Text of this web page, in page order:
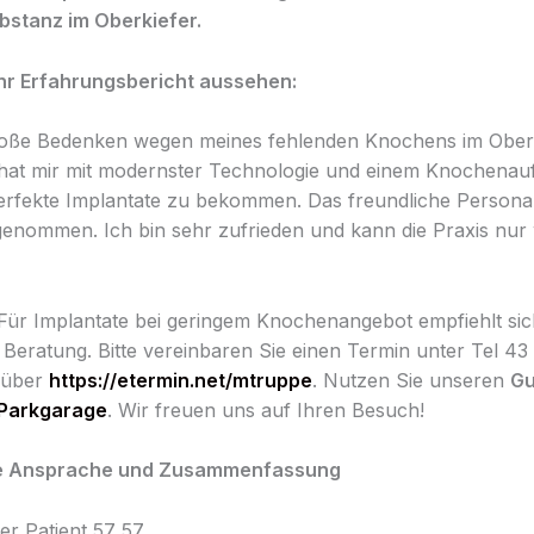
im Oberkiefer.
Erfahrungsbericht aussehen:
Bedenken wegen meines fehlenden Knochens im
mir mit modernster Technologie und einem
Implantate zu bekommen. Das freundliche
Ich bin sehr zufrieden und kann die Praxis nur
Implantate bei geringem Knochenangebot empfiehlt
Bitte vereinbaren Sie einen Termin unter Tel
https://etermin.net/mtruppe. Nutzen Sie unseren
. Wir freuen uns auf Ihren Besuch!
Ansprache und Zusammenfassung